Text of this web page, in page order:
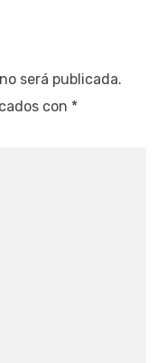
será publicada.
con *